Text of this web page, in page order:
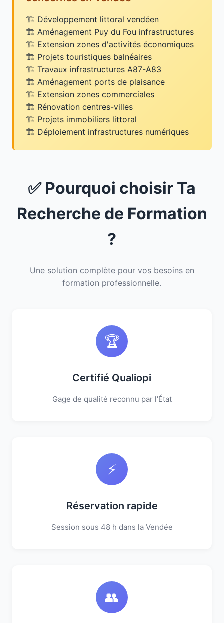
Développement littoral vendéen
Aménagement Puy du Fou infrastructures
Extension zones d'activités économiques
Projets touristiques balnéaires
Travaux infrastructures A87-A83
Aménagement ports de plaisance
Extension zones commerciales
Rénovation centres-villes
Projets immobiliers littoral
Déploiement infrastructures numériques
✅ Pourquoi choisir Ta
Recherche de Formation
?
Une solution complète pour vos besoins en
formation professionnelle.
🏆
Certifié Qualiopi
Gage de qualité reconnu par l'État
⚡
Réservation rapide
Session sous 48 h dans la Vendée
👥